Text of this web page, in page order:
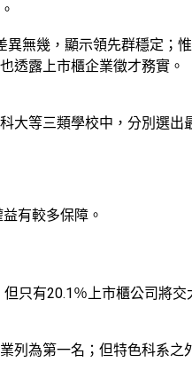
無幾，顯示領先群穩定；
透露上市櫃企業徵才務實。
大等三類學校中，分別選出
有較多保障。
只有20.1％上市櫃公司將
列為第一名；但特色科系之